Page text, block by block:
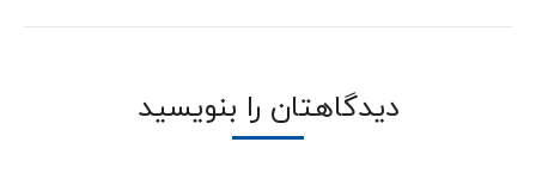
دیدگاهتان را بنویسید